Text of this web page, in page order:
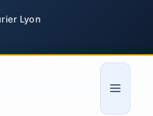
Lyon
Menu